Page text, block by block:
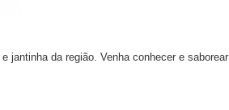
jantinha da região. Venha conhecer e saborear